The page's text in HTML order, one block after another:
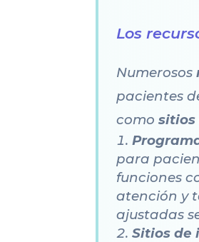
Los
Numerosos
pacientes
comositios
para
funciones
atención y
ajustadas
Sitios de